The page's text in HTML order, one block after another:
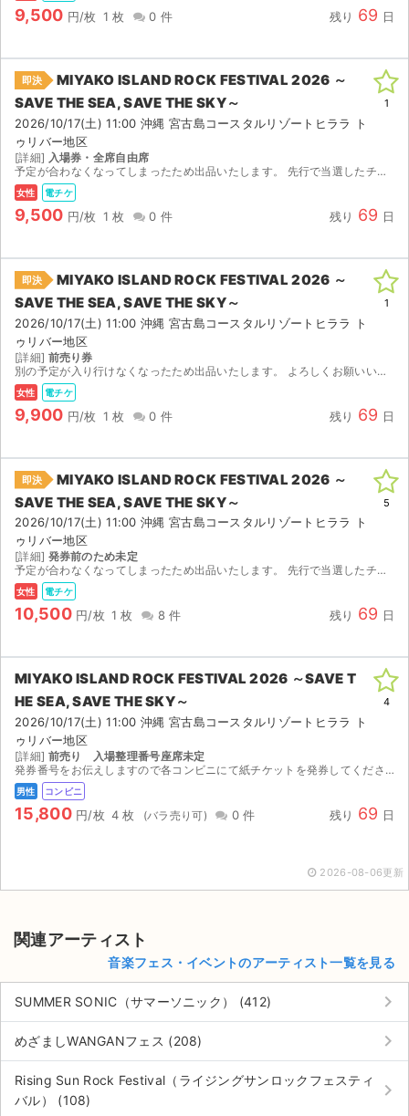
公演登録依頼
チケットジャムの取り組み
音楽情報
9,500 円/枚 1 枚 0 件 残り 69 日
即決
MIYAKO ISLAND ROCK FESTIVAL 2026 ～
SAVE THE SEA, SAVE THE SKY～
2026/10/17(土) 11:00 沖縄 宮古島コースタルリゾートヒララ ト
ゥリバー地区
[詳細] 入場券・全席自由席
予定が合わなくなってしまったため出品いたします。 先行で当選したチケットです。 【お渡し方法】 電子チケット（イープラス）にて分配いたします。 分配可能になり次第、取引連絡にてURLをお送りし...
女性 電チケ
9,500 円/枚 1 枚 0 件 残り 69 日
1
即決
MIYAKO ISLAND ROCK FESTIVAL 2026 ～
SAVE THE SEA, SAVE THE SKY～
2026/10/17(土) 11:00 沖縄 宮古島コースタルリゾートヒララ ト
ゥリバー地区
[詳細] 前売り券
別の予定が入り行けなくなったため出品いたします。 よろしくお願いいたします。
女性 電チケ
9,900 円/枚 1 枚 0 件 残り 69 日
1
即決
MIYAKO ISLAND ROCK FESTIVAL 2026 ～
SAVE THE SEA, SAVE THE SKY～
2026/10/17(土) 11:00 沖縄 宮古島コースタルリゾートヒララ ト
ゥリバー地区
[詳細] 発券前のため未定
予定が合わなくなってしまったため出品いたします。 先行で当選したチケットです。 【お渡し方法】 電子チケット（チケットぴあ／イープラス）にて分配いたします。 分配可能になり次第、取引連絡にてU...
女性 電チケ
10,500 円/枚 1 枚 8 件 残り 69 日
5
MIYAKO ISLAND ROCK FESTIVAL 2026 ～SAVE T
HE SEA, SAVE THE SKY～
2026/10/17(土) 11:00 沖縄 宮古島コースタルリゾートヒララ ト
ゥリバー地区
[詳細] 前売り 入場整理番号座席未定
発券番号をお伝えしますので各コンビニにて紙チケットを発券してください。お座席は紙チケットを発券してみないと分かりませんのでご検討宜しくお願い致します。
男性 コンビニ
15,800 円/枚 4 枚 0 件 残り 69 日
4
2026-08-06更新
関連アーティスト
音楽フェス・イベントのアーティスト一覧を見る
SUMMER SONIC（サマーソニック） (412) keyboard_arrow_right
めざましWANGANフェス (208) keyboard_arrow_right
Rising Sun Rock Festival（ライジングサンロックフェスティ
バル） (108)
keyboard_arrow_right